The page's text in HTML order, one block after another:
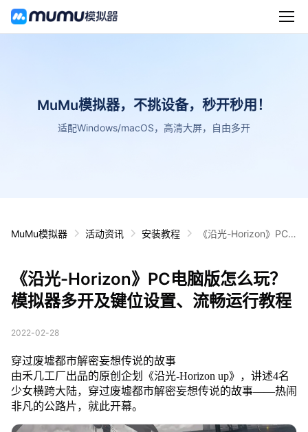
MuMu模拟器，不挑设备，秒开秒用！
适配Windows/macOS，高清大屏，自由多开
MuMu模拟器 活动资讯 安装教程
《沿光-Horizon》PC
运行教程
《沿光-Horizon》PC电脑版怎么玩？
模拟器多开及键位设置、流畅运行教程
2022-02-28
穿过废墟都市解密妄想传说的故事
由禾几工厂出品的原创企划《沿光-Horizon up》，讲述4名
少女横跨大陆，穿过废墟都市解密妄想传说的故事——热闹
非凡的公路片，就此开幕。